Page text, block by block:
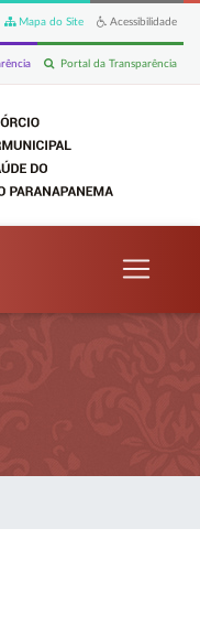
Acessibilidade
Mapa do Site
Portal da Transparência